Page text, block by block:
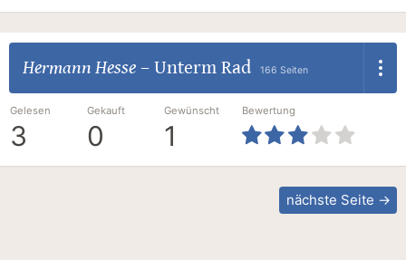
Hermann Hesse– Unterm Rad 166 Seiten
Gelesen
3
Gekauft
0
Gewünscht
1
Bewertung
nächste Seite →